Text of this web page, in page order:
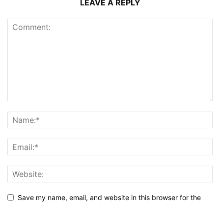
LEAVE A REPLY
Save my name, email, and website in this browser for the